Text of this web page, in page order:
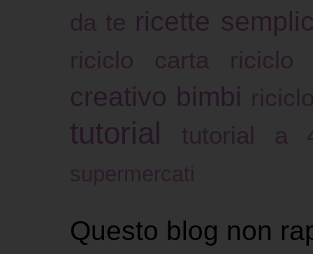
da te ricette
riciclo carta riciclo
creativo bimbi
tutorial tutorial a
Questo blog non